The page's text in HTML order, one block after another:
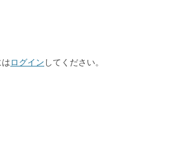
ログイン してください。